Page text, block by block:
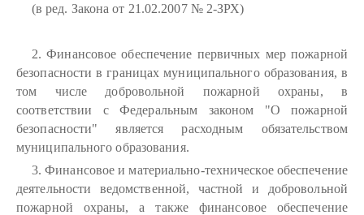
(в ред. Закона от 21.02.2007 № 2-ЗРХ)
2. Финансовое обеспечение первичных мер пожарной
безопасности в границах муниципального образования, в
том числе добровольной пожарной охраны, в
соответствии с Федеральным законом "О пожарной
безопасности" является расходным обязательством
муниципального образования.
3. Финансовое и материально-техническое обеспечение
деятельности ведомственной, частной и добровольной
пожарной охраны, а также финансовое обеспечение